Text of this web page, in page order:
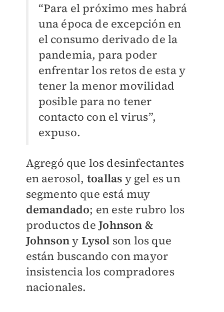
“Para el próximo mes habrá
una época de excepción en
el consumo derivado de la
pandemia, para poder
enfrentar los retos de esta y
tener la menor movilidad
posible para no tener
contacto con el virus”,
expuso.
Agregó que los desinfectantes
en aerosol, toallas y gel es un
segmento que está muy
demandado; en este rubro los
productos deJohnson &
Johnsony Lysol son los que
están buscando con mayor
insistencia los compradores
nacionales.